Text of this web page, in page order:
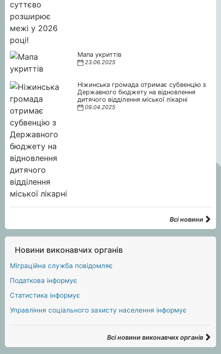
Мапа укриттів
23.06.2025
Ніжинська громада отримає субвенцію з
Державного бюджету на відновлення
дитячого відділення міської лікарні
09.04.2025
Всі новини
Новини виконавчих органів
Міграційна служба повідомляє
Податкова інформує
Статистика інформує
Управління соціального захисту населення інформує
Всі новини виконавчих органів